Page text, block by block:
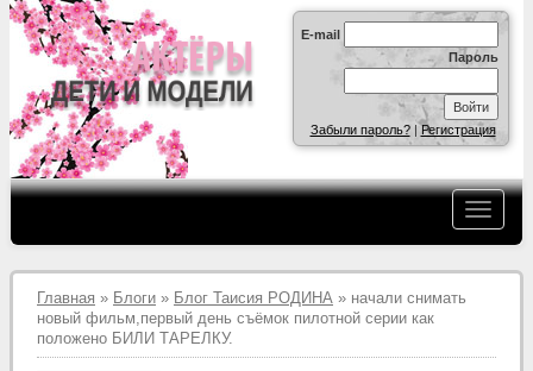
E-mail
Пароль
Забыли пароль?|Регистрация
Главная » Блоги » Блог Таисия РОДИНА » начали снимать
новый фильм,первый день съёмок пилотной серии как
положено БИЛИ ТАРЕЛКУ.